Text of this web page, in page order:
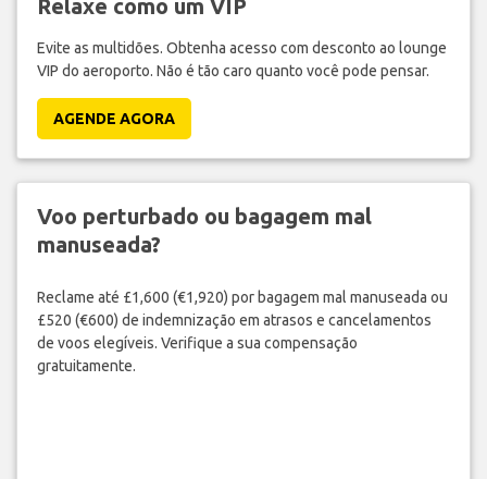
Relaxe como um VIP
Evite as multidões. Obtenha acesso com desconto ao lounge
VIP do aeroporto. Não é tão caro quanto você pode pensar.
AGENDE AGORA
Voo perturbado ou bagagem mal
manuseada?
Reclame até £1,600 (€1,920) por bagagem mal manuseada ou
£520 (€600) de indemnização em atrasos e cancelamentos
de voos elegíveis. Verifique a sua compensação
gratuitamente.